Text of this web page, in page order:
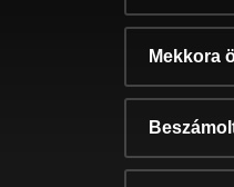
Mekkora